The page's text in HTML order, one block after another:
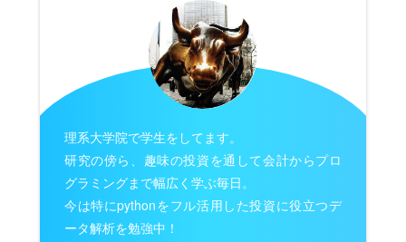
理系大学院で学生をしてます。
研究の傍ら、趣味の投資を通して会計からプロ
グラミングまで幅広く学ぶ毎日。
今は特にpythonをフル活用した投資に役立つデ
ータ解析を勉強中！